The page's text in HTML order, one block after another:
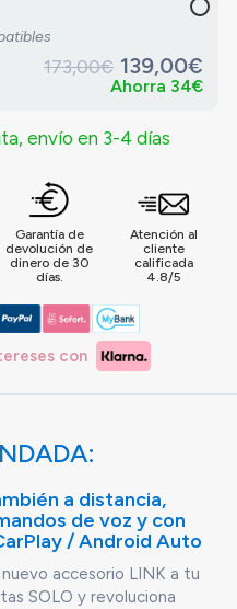
173,00€ 139,00€
Ahorra 34€
envío en 3-4 días
Garantía de
devolución de
dinero de 30
días.
Atención al
cliente
calificada
4.8/5
con
a distancia,
de voz y con
/ Android Auto
accesorio LINK a tu
SOLO y revoluciona